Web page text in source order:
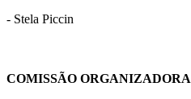
- Stela Piccin
COMISSÃO ORGANIZADORA